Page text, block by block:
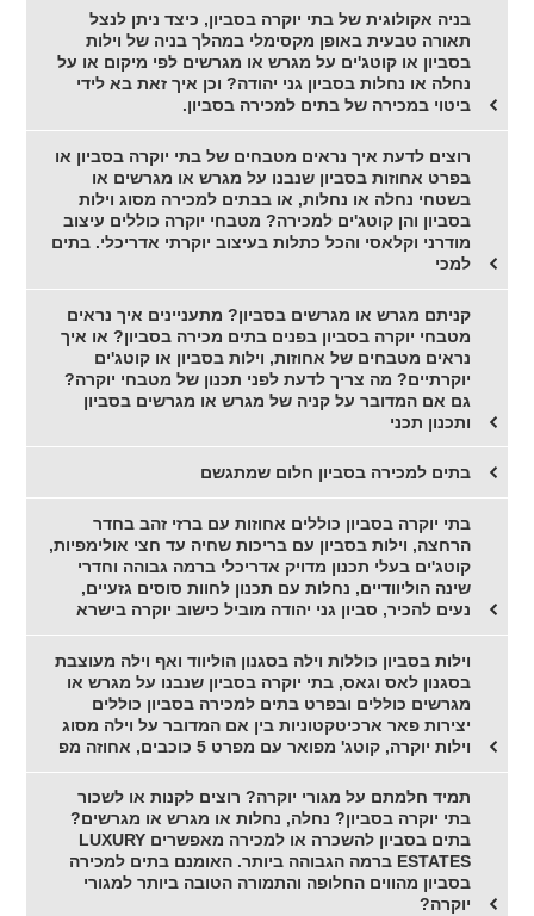
בניה אקולוגית של בתי יוקרה בסביון, כיצד ניתן לנצל
תאורה טבעית באופן מקסימלי במהלך בניה של וילות
בסביון או קוטג'ים על מגרש או מגרשים לפי מיקום או על
נחלה או נחלות בסביון גני יהודה? וכן איך זאת בא לידי
ביטוי במכירה של בתים למכירה בסביון.
רוצים לדעת איך נראים מטבחים של בתי יוקרה בסביון או
בפרט אחוזות בסביון שנבנו על מגרש או מגרשים או
בשטחי נחלה או נחלות, או בבתים למכירה מסוג וילות
בסביון והן קוטג'ים למכירה? מטבחי יוקרה כוללים עיצוב
מודרני וקלאסי והכל כתלות בעיצוב יוקרתי אדריכלי. בתים
למכי
קניתם מגרש או מגרשים בסביון? מתעניינים איך נראים
מטבחי יוקרה בסביון בפנים בתים מכירה בסביון? או איך
נראים מטבחים של אחוזות, וילות בסביון או קוטג'ים
יוקרתיים? מה צריך לדעת לפני תכנון של מטבחי יוקרה?
גם אם המדובר על קניה של מגרש או מגרשים בסביון
ותכנון תכני
בתים למכירה בסביון חלום שמתגשם
בתי יוקרה בסביון כוללים אחוזות עם ברזי זהב בחדר
הרחצה, וילות בסביון עם בריכות שחיה עד חצי אולימפיות,
קוטג'ים בעלי תכנון מדויק אדריכלי ברמה גבוהה וחדרי
שינה הוליוודיים, נחלות עם תכנון לחוות סוסים גזעיים,
נעים להכיר, סביון גני יהודה מוביל כישוב יוקרה בישרא
וילות בסביון כוללות וילה בסגנון הוליווד ואף וילה מעוצבת
בסגנון לאס וגאס, בתי יוקרה בסביון שנבנו על מגרש או
מגרשים כוללים ובפרט בתים למכירה בסביון כוללים
יצירות פאר ארכיטקטוניות בין אם המדובר על וילה מסוג
וילות יוקרה, קוטג' מפואר עם מפרט 5 כוכבים, אחוזה מפ
תמיד חלמתם על מגורי יוקרה? רוצים לקנות או לשכור
בתי יוקרה בסביון? נחלה, נחלות או מגרש או מגרשים?
בתים בסביון להשכרה או למכירה מאפשרים LUXURY
ESTATES ברמה הגבוהה ביותר. האומנם בתים למכירה
בסביון מהווים החלופה והתמורה הטובה ביותר למגורי
יוקרה?